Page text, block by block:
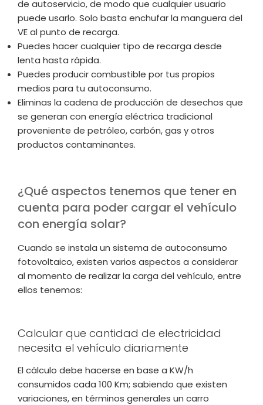
de autoservicio, de modo que cualquier usuario
puede usarlo. Solo basta enchufar la manguera del
VE al punto de recarga.
Puedes hacer cualquier tipo de recarga desde
lenta hasta rápida.
Puedes producir combustible por tus propios
medios para tu autoconsumo.
Eliminas la cadena de producción de desechos que
se generan con energía eléctrica tradicional
proveniente de petróleo, carbón, gas y otros
productos contaminantes.
¿Qué aspectos tenemos que tener en
cuenta para poder cargar el vehículo
con energía solar?
Cuando se instala un sistema de autoconsumo
fotovoltaico, existen varios aspectos a considerar
al momento de realizar la carga del vehículo, entre
ellos tenemos:
Calcular que cantidad de electricidad
necesita el vehículo diariamente
El cálculo debe hacerse en base a KW/h
consumidos cada 100 Km; sabiendo que existen
variaciones, en términos generales un carro